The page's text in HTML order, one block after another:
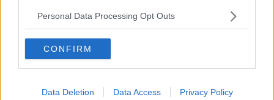
Personal Data Processing Opt Outs
CONFIRM
Data Deletion Data Access Privacy Policy
Dunque, l'appello alla Regione Toscana affinché assuma un ruolo
da protagonista nella definizione di veri piani industriali capaci di
Regione deve tornare ad assumere anche un ruolo pubblico diretto